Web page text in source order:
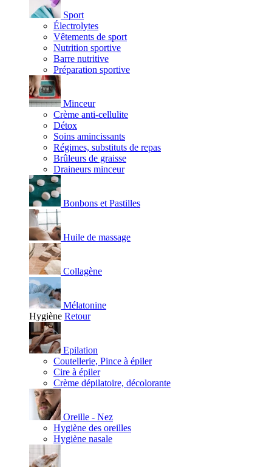
Sport
Électrolytes
Vêtements de sport
Nutrition sportive
Barre nutritive
Préparation sportive
Minceur
Crème anti-cellulite
Détox
Soins amincissants
Régimes, substituts de repas
Brûleurs de graisse
Draineurs minceur
Bonbons et Pastilles
Huile de massage
Collagène
Mélatonine
Hygiène Retour
Epilation
Coutellerie, Pince à épiler
Cire à épiler
Crème dépilatoire, décolorante
Oreille - Nez
Hygiène des oreilles
Hygiène nasale